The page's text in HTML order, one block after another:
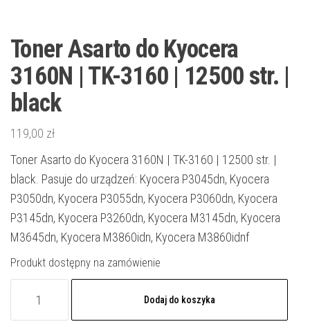
Toner Asarto do Kyocera
3160N | TK-3160 | 12500 str. |
black
119,00 zł
Toner Asarto do Kyocera 3160N | TK-3160 | 12500 str. |
black. Pasuje do urządzeń: Kyocera P3045dn, Kyocera
P3050dn, Kyocera P3055dn, Kyocera P3060dn, Kyocera
P3145dn, Kyocera P3260dn, Kyocera M3145dn, Kyocera
M3645dn, Kyocera M3860idn, Kyocera M3860idnf
Produkt dostępny na zamówienie
Dodaj do koszyka